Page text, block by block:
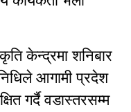
केन्द्रमा शनिबार
आगामी प्रदेश
गर्दै वडास्तरसम्म